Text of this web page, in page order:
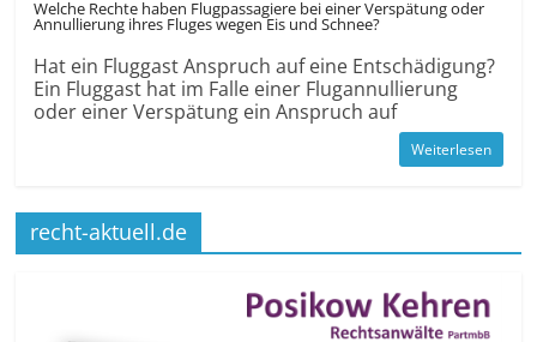
Welche Rechte haben Flugpassagiere bei einer Verspätung oder
Annullierung ihres Fluges wegen Eis und Schnee?
Hat ein Fluggast Anspruch auf eine Entschädigung?
Ein Fluggast hat im Falle einer Flugannullierung
oder einer Verspätung ein Anspruch auf
Weiterlesen
recht-aktuell.de